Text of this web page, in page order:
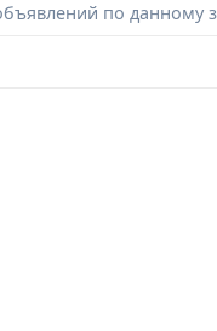
по данному